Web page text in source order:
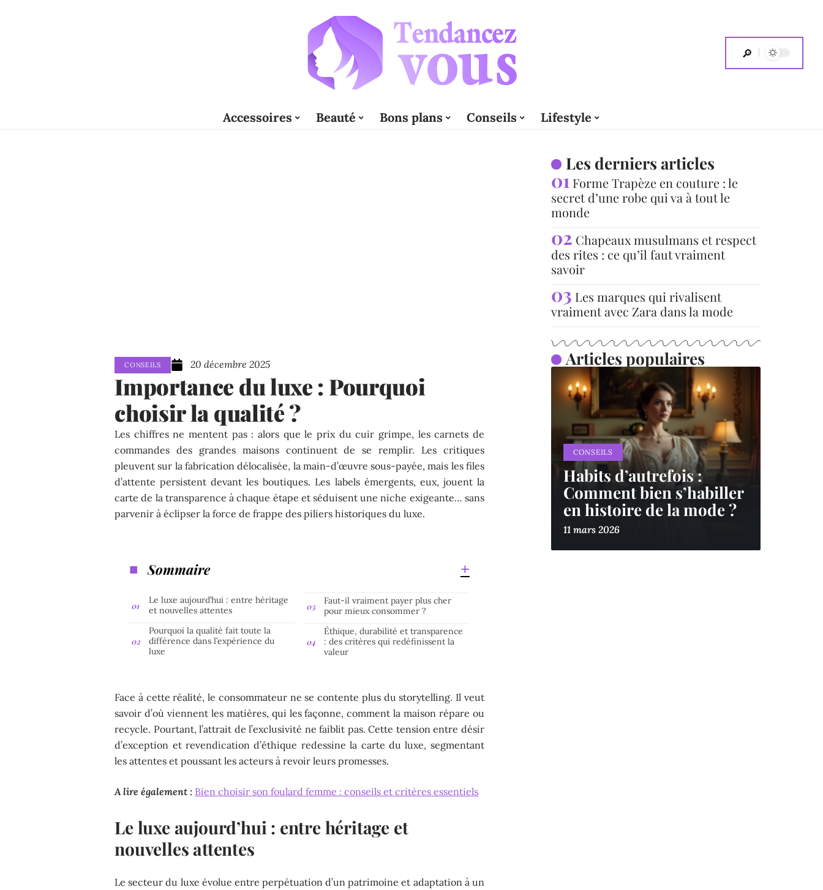
Accessoires Beauté Bons plans Conseils Lifestyle
CONSEILS 20 décembre 2025
Importance du luxe : Pourquoi
choisir la qualité ?
Les chiffres ne mentent pas : alors que le prix du cuir grimpe, les carnets de
commandes des grandes maisons continuent de se remplir. Les critiques
pleuvent sur la fabrication délocalisée, la main-d’œuvre sous-payée, mais les files
d’attente persistent devant les boutiques. Les labels émergents, eux, jouent la
carte de la transparence à chaque étape et séduisent une niche exigeante… sans
parvenir à éclipser la force de frappe des piliers historiques du luxe.
Sommaire
Le luxe aujourd’hui : entre héritage
et nouvelles attentes
Pourquoi la qualité fait toute la
différence dans l’expérience du
luxe
Faut-il vraiment payer plus cher
pour mieux consommer ?
Éthique, durabilité et transparence
: des critères qui redéfinissent la
valeur
Face à cette réalité, le consommateur ne se contente plus du storytelling. Il veut
savoir d’où viennent les matières, qui les façonne, comment la maison répare ou
recycle. Pourtant, l’attrait de l’exclusivité ne faiblit pas. Cette tension entre désir
d’exception et revendication d’éthique redessine la carte du luxe, segmentant
les attentes et poussant les acteurs à revoir leurs promesses.
A lire également : Bien choisir son foulard femme : conseils et critères essentiels
Le luxe aujourd’hui : entre héritage et
nouvelles attentes
Le secteur du luxe évolue entre perpétuation d’un patrimoine et adaptation à un
Les derniers articles
Forme Trapèze en couture : le
secret d’une robe qui va à tout le
monde
Chapeaux musulmans et respect
des rites : ce qu’il faut vraiment
savoir
Les marques qui rivalisent
vraiment avec Zara dans la mode
Articles populaires
CONSEILS
Habits d’autrefois :
Comment bien s’habiller
en histoire de la mode ?
11 mars 2026